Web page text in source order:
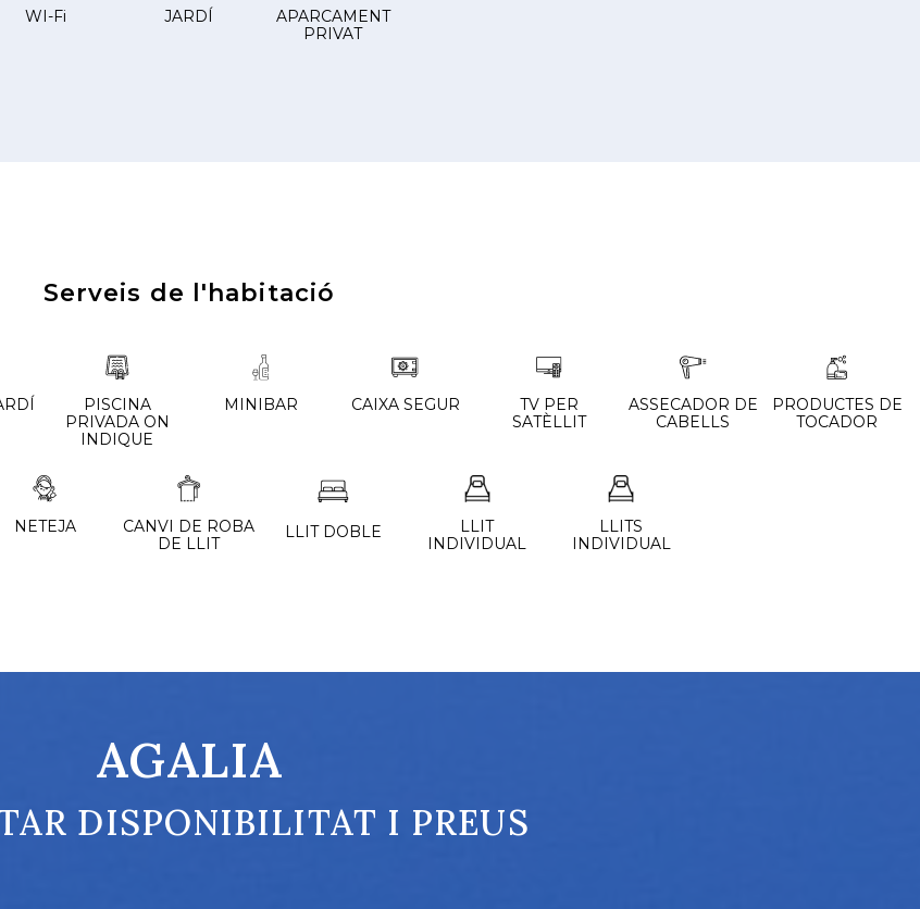
WI-Fi JARDÍ
APARCAMENT
PRIVAT
Serveis de l'habitació
PISCINA
PRIVADA ON
INDIQUE
MINIBAR CAIXA SEGUR
TV PER
SATÈLLIT
ASSECADOR DE
CABELLS
PRODUCTES DE
TOCADOR
NETEJA
CANVI DE ROBA
DE LLIT
LLIT DOBLE
LLIT
INDIVIDUAL
LLITS
INDIVIDUAL
AGALIA
DISPONIBILITAT I PREUS